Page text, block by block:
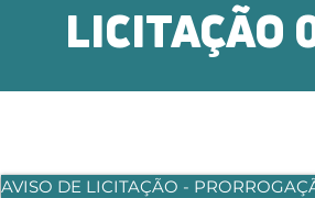
AVISO DE LICITAÇÃO -